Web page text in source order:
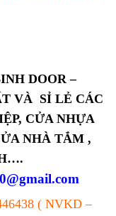
DOOR –
VÀ SỈ LẺ CÁC
CỬA NHỰA
NHÀ TẮM ,
( NVKD –